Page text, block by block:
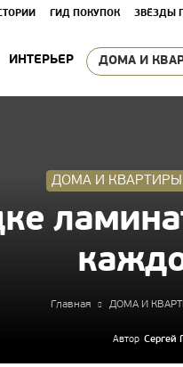
ГИД ПОКУПОК ЗВЁЗДЫ
ИНТЕРЬЕР ДОМА И
ДОМА И КВАРТИРЫ
Главная ДОМА И
Автор Сергей